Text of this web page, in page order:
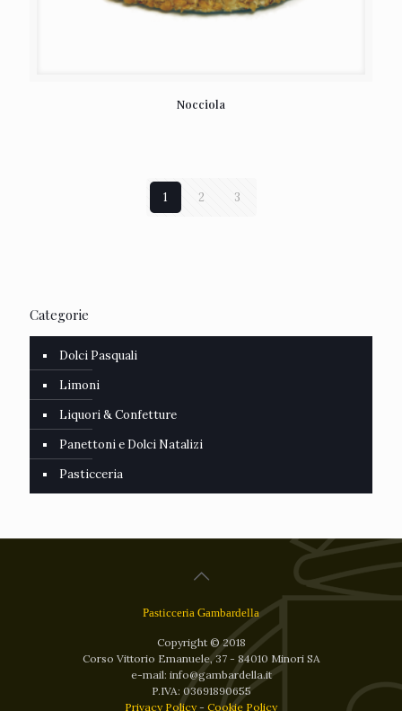
Nocciola
1 2 3
Categorie
Dolci Pasquali
Limoni
Liquori & Confetture
Panettoni e Dolci Natalizi
Pasticceria
Pasticceria Gambardella
Copyright © 2018
Corso Vittorio Emanuele, 37 - 84010 Minori SA
e-mail: info@gambardella.it
P.IVA: 03691890655
Privacy Policy- Cookie Policy